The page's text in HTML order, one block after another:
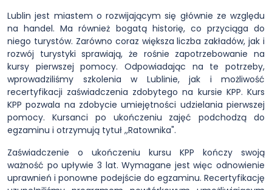
Lublin jest miastem o rozwijającym się głównie ze względu
na handel. Ma również bogatą historię, co przyciąga do
niego turystów. Zarówno coraz większa liczba zakładów, jak i
rozwój turystyki sprawiają, że rośnie zapotrzebowanie na
kursy pierwszej pomocy. Odpowiadając na te potrzeby,
wprowadziliśmy szkolenia w Lublinie, jak i możliwość
recertyfikacji zaświadczenia zdobytego na kursie KPP. Kurs
KPP pozwala na zdobycie umiejętności udzielania pierwszej
pomocy. Kursanci po ukończeniu zajęć podchodzą do
egzaminu i otrzymują tytuł ,,Ratownika".
Zaświadczenie o ukończeniu kursu KPP kończy swoją
ważność po upływie 3 lat. Wymagane jest więc odnowienie
uprawnień i ponowne podejście do egzaminu. Recertyfikację